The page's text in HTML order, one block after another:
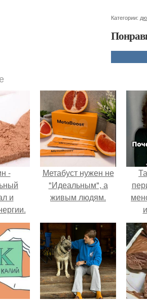
Категории:
-
и
Метабуст нужен не
"Идеальным", а
живым людям.